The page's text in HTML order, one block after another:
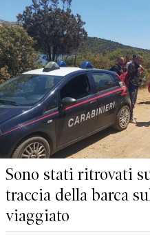
Sono stati ritrovati
traccia della barca
viaggiato